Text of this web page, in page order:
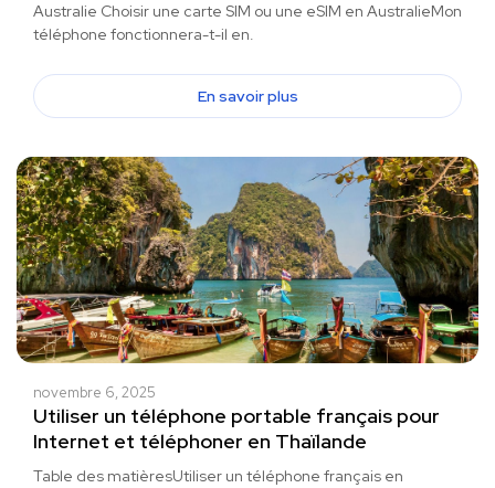
Australie Choisir une carte SIM ou une eSIM en AustralieMon
téléphone fonctionnera-t-il en.
En savoir plus
novembre 6, 2025
Utiliser un téléphone portable français pour
Internet et téléphoner en Thaïlande
Table des matièresUtiliser un téléphone français en